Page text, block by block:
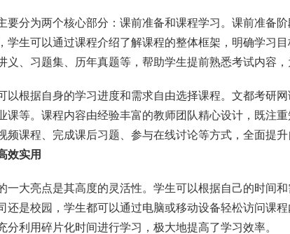
要分为两个核心部分：课前准备和课程学习。课前准备
学生可以通过课程介绍了解课程的整体框架，明确学习
义、习题集、历年真题等，帮助学生提前熟悉考试内容，
以根据自身的学习进度和需求自由选择课程。文都考研
课等。课程内容由经验丰富的教师团队精心设计，既注
频课程、完成课后习题、参与在线讨论等方式，全面提升
效实用
一大亮点是其高度的灵活性。学生可以根据自己的时间
还是校园，学生都可以通过电脑或移动设备轻松访问课
分利用碎片化时间进行学习，极大地提高了学习效率。